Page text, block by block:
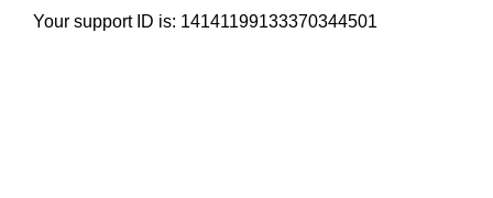
Your support ID is: 14141199133370344501